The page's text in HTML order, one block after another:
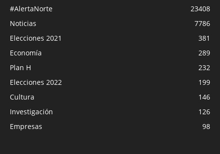
#AlertaNorte
23408
Noticias
7786
Elecciones 2021
381
Economía
289
Plan H
232
Elecciones 2022
199
Cultura
146
Investigación
126
Empresas
98